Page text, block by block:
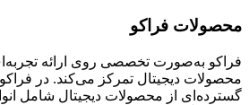
محصولات فراکو
فراکو به‌صورت تخصصی روی ارائه
محصولات دیجیتال تمرکز می‌کند. در
گسترده‌ای از محصولات دیجیتال شامل